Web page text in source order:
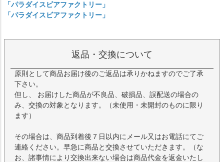
「パラダイスビアファクトリー」
「パラダイスビアファクトリー」
返品・交換について
原則として商品お届け後のご返品は承りかねますのでご了承
下さい。
但し、 お届けした商品が不良品、破損品、誤配送の場合の
み、交換の対象となります。（未使用・未開封のものに限り
ます）
その場合は、商品到着後７日以内にメール又はお電話にてご
連絡ください。早急に商品と交換させていただきます。（な
お、諸事情により交換出来ない場合は商品代金を返金いたし